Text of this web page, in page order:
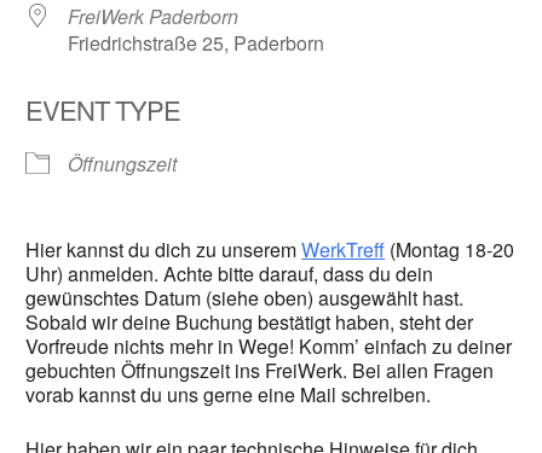
FreiWerk Paderborn
Friedrichstraße 25, Paderborn
EVENT TYPE
Öffnungszeit
Hier kannst du dich zu unseremWerkTreff (Montag 18-20
Uhr) anmelden. Achte bitte darauf, dass du dein
gewünschtes Datum (siehe oben) ausgewählt hast.
Sobald wir deine Buchung bestätigt haben, steht der
Vorfreude nichts mehr in Wege! Komm’ einfach zu deiner
gebuchten Öffnungszeit ins FreiWerk. Bei allen Fragen
vorab kannst du uns gerne eine Mail schreiben.